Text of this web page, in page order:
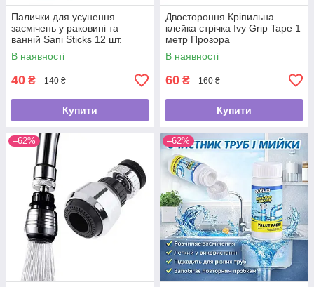
Палички для усунення
засмічень у раковині та
ванній Sani Sticks 12 шт.
В наявності
40 ₴ 140 ₴
Купити
Двостороння Кріпильна
клейка стрічка Ivy Grip Tape 1
метр Прозора
В наявності
60 ₴ 160 ₴
Купити
–62% –62%